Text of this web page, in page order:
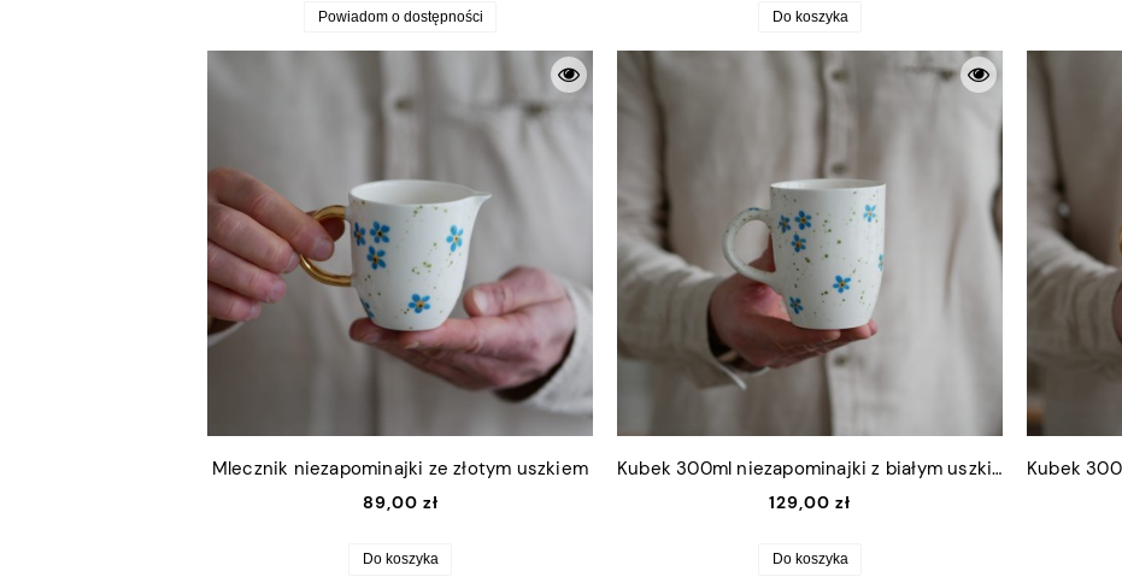
Powiadom o dostępności Do koszyka
Mlecznik niezapominajki ze złotym uszkiem
89,00 zł
Do koszyka
Kubek 300ml niezapominajki z białym uszkiem
129,00 zł
Do koszyka